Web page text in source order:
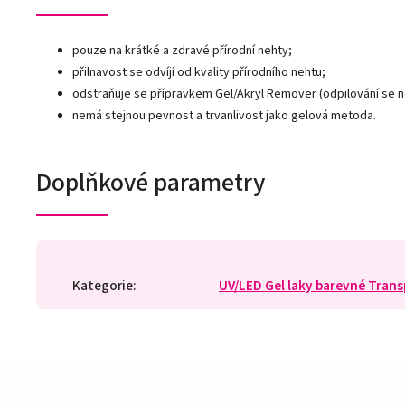
pouze na krátké a zdravé přírodní nehty;
přilnavost se odvíjí od kvality přírodního nehtu;
odstraňuje se přípravkem Gel/Akryl Remover (odpilování se
nemá stejnou pevnost a trvanlivost jako gelová metoda.
Doplňkové parametry
Kategorie: UV/LED Gel laky barevné